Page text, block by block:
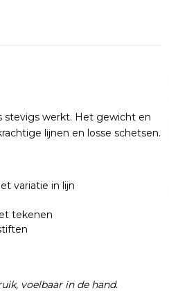
stevigs werkt. Het gewicht en
lijnen en losse schetsen.
variatie in lijn
tekenen
voelbaar in de hand.